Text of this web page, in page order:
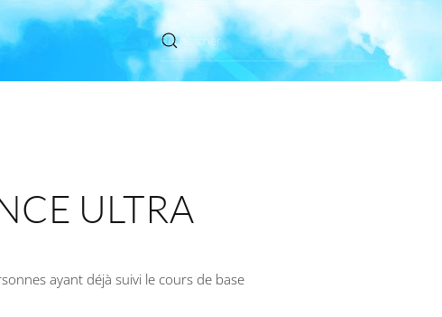
ULTRA
ayant déjà suivi le cours de base